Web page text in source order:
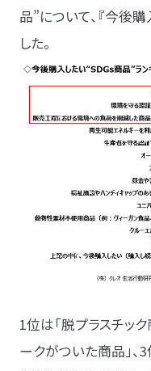
品”について、『今後
した。
1位は「脱プラスチッ
ークがついた商品」